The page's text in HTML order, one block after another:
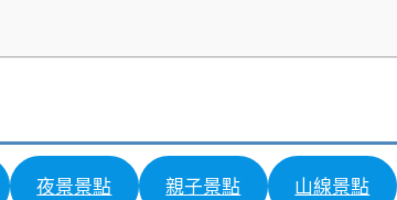
夜景景點 親子景點 山線景點